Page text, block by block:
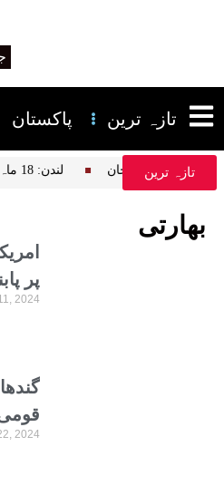
پاکستان تازہ ترین
تازہ ترین لندن: 18 ماہ میں نسل پرستی واقعات میں نمایاں اضافہ، نیشنل ہیلتھ سروس کا انکشاف پڑھتے ہیں، علیمہ خان
بھارتی
پر
2024
2024